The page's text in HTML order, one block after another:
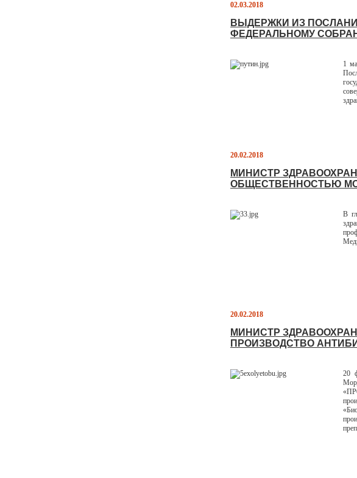
02.03.2018
ВЫДЕРЖКИ ИЗ
ФЕДЕРАЛЬНОМУ
1
20.02.2018
МИНИСТР
ОБЩЕСТВЕННОСТЬЮ
В
20.02.2018
МИНИСТР
ПРОИЗВОДСТВО
20